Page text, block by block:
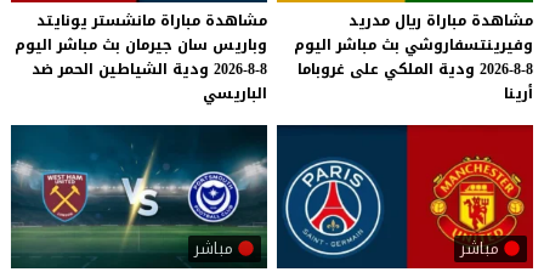
مشاهدة مباراة ريال مدريد
وفيرينتسفاروشي بث مباشر اليوم
8-8-2026 ودية الملكي على غروباما
أرينا
مشاهدة مباراة مانشستر يونايتد
وباريس سان جيرمان بث مباشر اليوم
8-8-2026 ودية الشياطين الحمر ضد
الباريسي
مباشر مباشر